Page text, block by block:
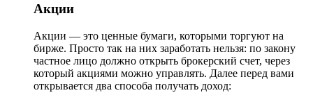
Акции
Акции — это ценные бумаги, которыми торгуют на
бирже. Просто так на них заработать нельзя: по закону
частное лицо должно открыть брокерский счет, через
который акциями можно управлять. Далее перед вами
открывается два способа получать доход: